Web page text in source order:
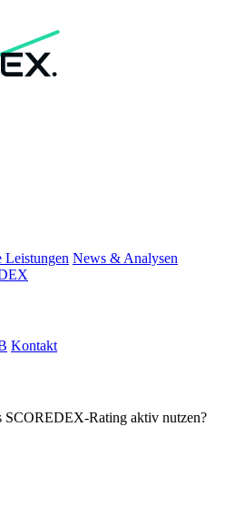
Leistungen News & Analysen
Kontakt
SCOREDEX-Rating aktiv nutzen?